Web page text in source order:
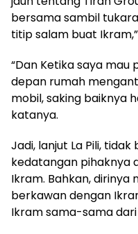
bersama sambil
titip salam buat
“Dan Ketika saya mau
depan rumah
mobil, saking baiknya
katanya.
Jadi, lanjut La Pili,
kedatangan pihaknya
Ikram. Bahkan, dirinya
berkawan dengan
Ikram sama-sama dari